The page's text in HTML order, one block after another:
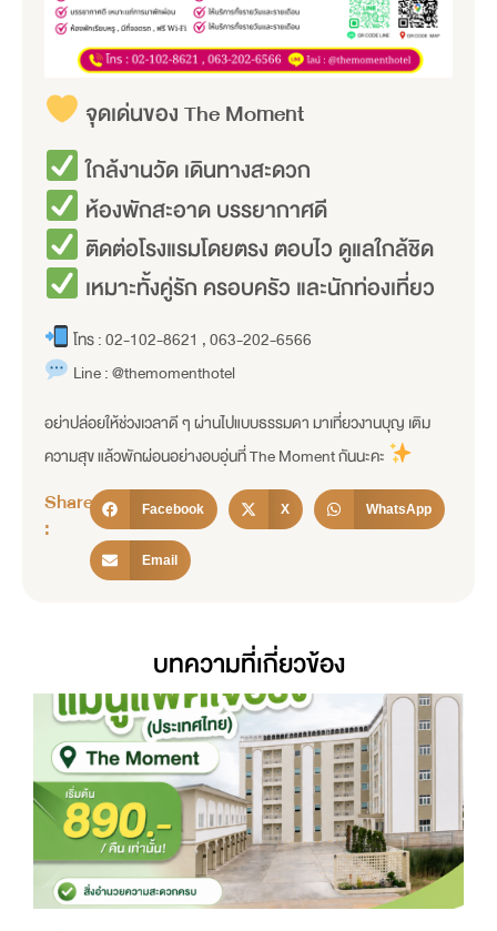
จุดเด่นของ The Moment
ใกล้งานวัด เดินทางสะดวก
ห้องพักสะอาด บรรยากาศดี
ติดต่อโรงแรมโดยตรง ตอบไว ดูแลใกล้ชิด
เหมาะทั้งคู่รัก ครอบครัว และนักท่องเที่ยว
โทร : 02-102-8621 , 063-202-6566
Line : @themomenthotel
อย่าปล่อยให้ช่วงเวลาดี ๆ ผ่านไปแบบธรรมดา มาเที่ยวงานบุญ เติม
ความสุข แล้วพักผ่อนอย่างอบอุ่นที่ The Moment กันนะคะ
Share
:
Facebook X WhatsApp
Email
บทความที่เกี่ยวข้อง